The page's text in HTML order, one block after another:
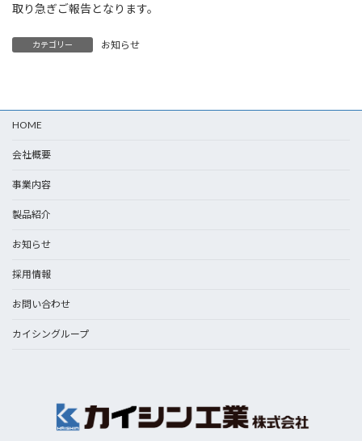
取り急ぎご報告となります。
カテゴリー お知らせ
HOME
会社概要
事業内容
製品紹介
お知らせ
採用情報
お問い合わせ
カイシングループ